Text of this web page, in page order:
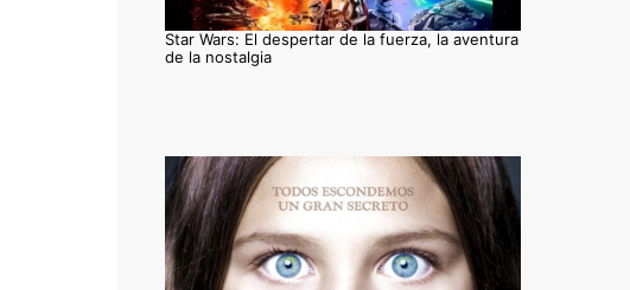
Star Wars: El despertar de la fuerza, la aventura
de la nostalgia